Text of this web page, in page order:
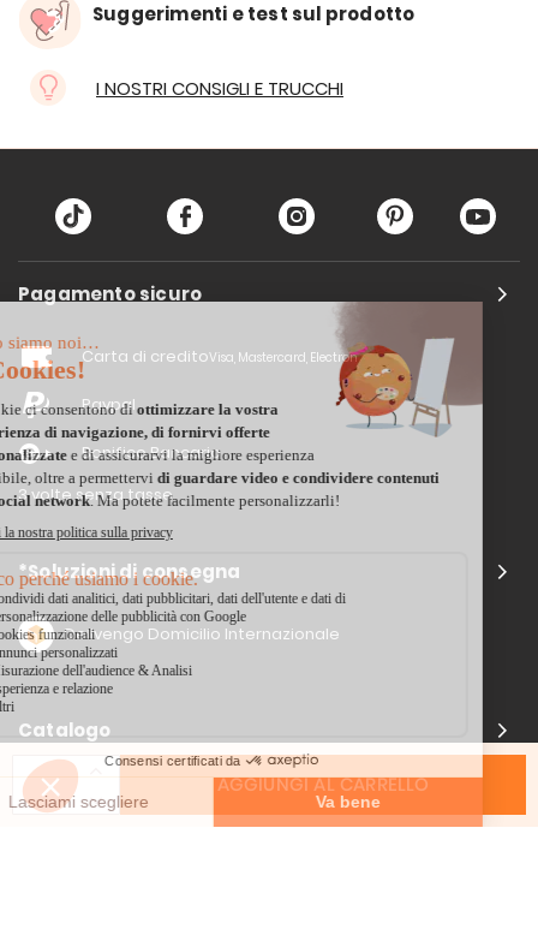
AGGIUNGI AL CARRELLO
Suggerimenti e test sul prodotto
I NOSTRI CONSIGLI E TRUCCHI
Pagamento sicuro
Carta di creditoVisa, Mastercard, Electron
Paypal
Bonifico Bancario
3 volte senza tasse
*Soluzioni di consegna
Delivengo Domicilio Internazionale
Catalogo